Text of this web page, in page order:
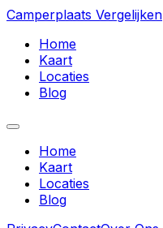
Camperplaats Vergelijken
Home
Kaart
Locaties
Blog
Home
Kaart
Locaties
Blog